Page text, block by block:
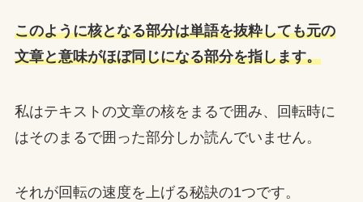
このように核となる部分は単語を抜粋しても元の
文章と意味がほぼ同じになる部分を指します。
私はテキストの文章の核をまるで囲み、回転時に
はそのまるで囲った部分しか読んでいません。
それが回転の速度を上げる秘訣の1つです。